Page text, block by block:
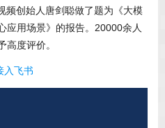
频创始人唐剑聪做了题为《大模
应用场景》的报告。20000余人
高度评价。
入飞书